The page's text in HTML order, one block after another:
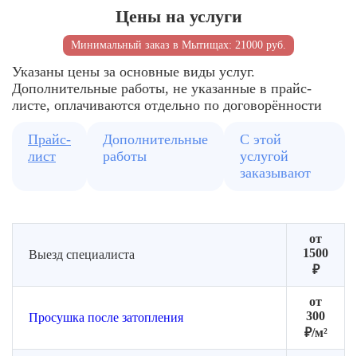
Расчёт
количества
оборудования
Подготовка
помещения
к
сушке
для
равномерной
циркуляции
Цены на услуги
Минимальный заказ в Мытищах: 21000 руб.
Указаны цены за основные виды услуг.
Дополнительные работы, не указанные в прайс-
листе, оплачиваются отдельно по договорённости
Прайс-
лист
Дополнительные
работы
С этой
услугой
заказывают
Выезд специалиста
от
1500
₽
Просушка после затопления
от
300
₽/м²